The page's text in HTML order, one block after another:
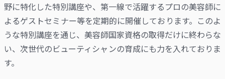
野に特化した特別講座や、第一線で活躍するプロの美容師に
よるゲストセミナー等を定期的に開催しております。このよ
うな特別講座を通じ、美容師国家資格の取得だけに終わらな
い、次世代のビューティシャンの育成にも力を入れておりま
す。